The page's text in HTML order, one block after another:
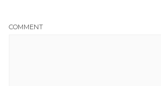
COMMENT